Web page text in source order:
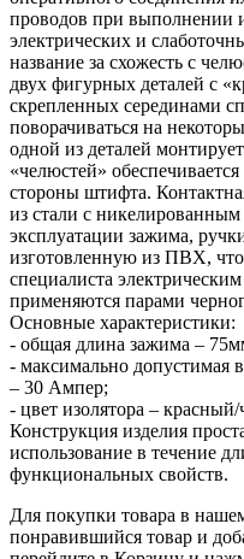
проводов при выполнении
электрических и
название за схожесть с
двух фигурных деталей с
скрепленных серединами
поворачиваться на
одной из деталей
«челюстей»
стороны штифта.
из стали с
эксплуатации зажима,
изготовленную из ПВХ,
специалиста
применяются парами
Основные характеристики:
- общая длина зажима –
- максимально допустимая
– 30 Ампер;
- цвет изолятора –
Конструкция изделия
использование в течение
функциональных свойств.
Для покупки товара в
понравившийся товар и